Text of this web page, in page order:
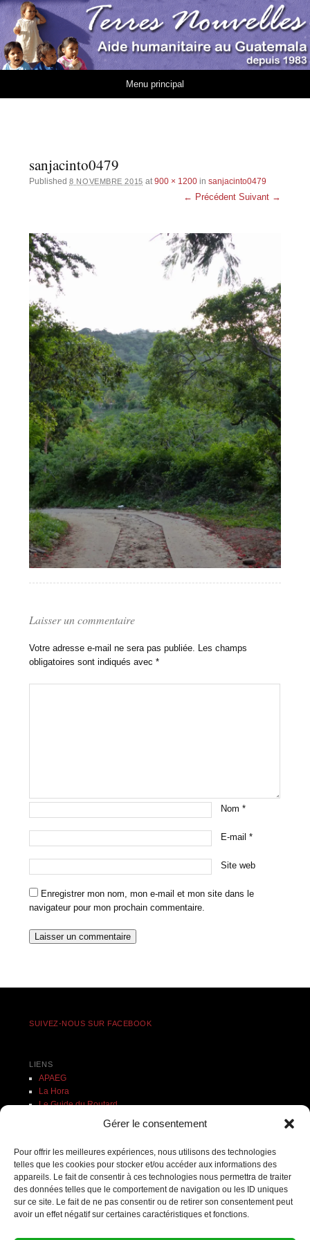
Gérer le consentement
Pour offrir les meilleures expériences, nous utilisons des technologies
telles que les cookies pour stocker et/ou accéder aux informations des
appareils. Le fait de consentir à ces technologies nous permettra de traiter
des données telles que le comportement de navigation ou les ID uniques
sur ce site. Le fait de ne pas consentir ou de retirer son consentement peut
avoir un effet négatif sur certaines caractéristiques et fonctions.
Association Terres
Nouvelles
AIDE HUMANITAIRE AU GUATEMALA DEPUIS 1983
Menu principal
sanjacinto0479
Published8 NOVEMBRE 2015 at 900 × 1200in sanjacinto0479
← Précédent Suivant →
Laisser un commentaire
Votre adresse e-mail ne sera pas publiée.
Les champs
obligatoires sont indiqués avec*
Nom*
E-mail*
Site web
Enregistrer mon nom, mon e-mail et mon site dans le
navigateur pour mon prochain commentaire.
SUIVEZ-NOUS SUR FACEBOOK
LIENS
APAEG
La Hora
Le Guide du Routard
Ministère des Affaires étrangères
Recherche
ON PARLE DE NOUS
L’Aisne Nouvelle